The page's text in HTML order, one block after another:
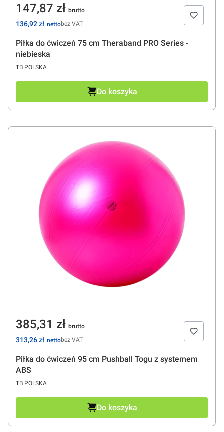
Piłka do ćwiczeń 75 cm Theraband PRO Series -
niebieska
PRODUCENT
TB POLSKA
Cena
147,87 zł
Cena
136,92 zł bez VAT
Do koszyka
Piłka do ćwiczeń 95 cm Pushball Togu z systemem
ABS
PRODUCENT
TB POLSKA
Cena
385,31 zł
Cena
313,26 zł bez VAT
Do koszyka